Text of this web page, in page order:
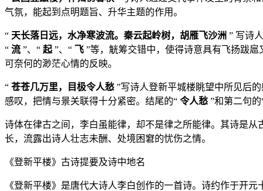
气氛，能起到点明题旨、升华主题的作用。
“ 天长落日远，水净寒波流。秦云起岭树，胡雁飞沙洲 ” 写诗
“ 流 ”、“ 起 ”、“ 飞 ”等，觥筹交错中，使得诗意具有飞扬跋
可奈何的渺茫心情的反映。
“ 苍苍几万里，目极令人愁 ”写诗人登新平城楼眺望中所见后
感叹，把情与景关联得十分紧密。结尾的“ 令人愁 ”和第二句的
诗体在律古之间，李白虽能律，却不是律之所能律。其诗是从
长，流露出诗人壮志未酬、处境困窘的忧伤之情。
《登新平楼》古诗提要及诗中地名
《登新平楼》是唐代大诗人李白创作的一首诗。诗约作于开